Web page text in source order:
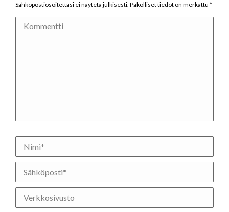
Sähköpostiosoitettasi ei näytetä julkisesti. Pakolliset tiedot on merkattu *
Kommentti
Nimi *
Sähköposti *
Verkkosivusto